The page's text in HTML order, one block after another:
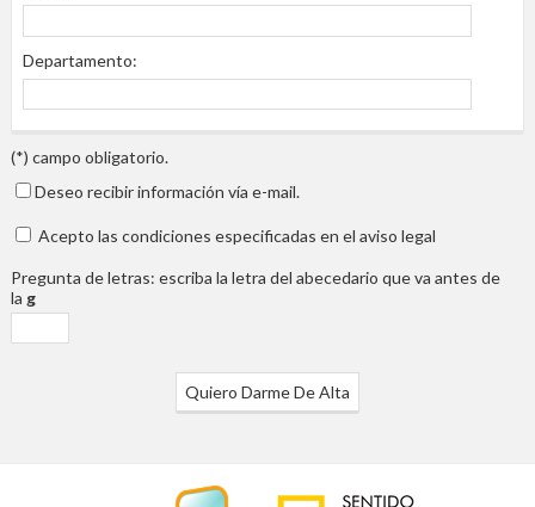
Departamento:
(*) campo obligatorio.
Deseo recibir información vía e-mail.
Acepto las condiciones especificadas en el aviso legal
Pregunta de letras: escriba la letra del abecedario que va antes de
la g